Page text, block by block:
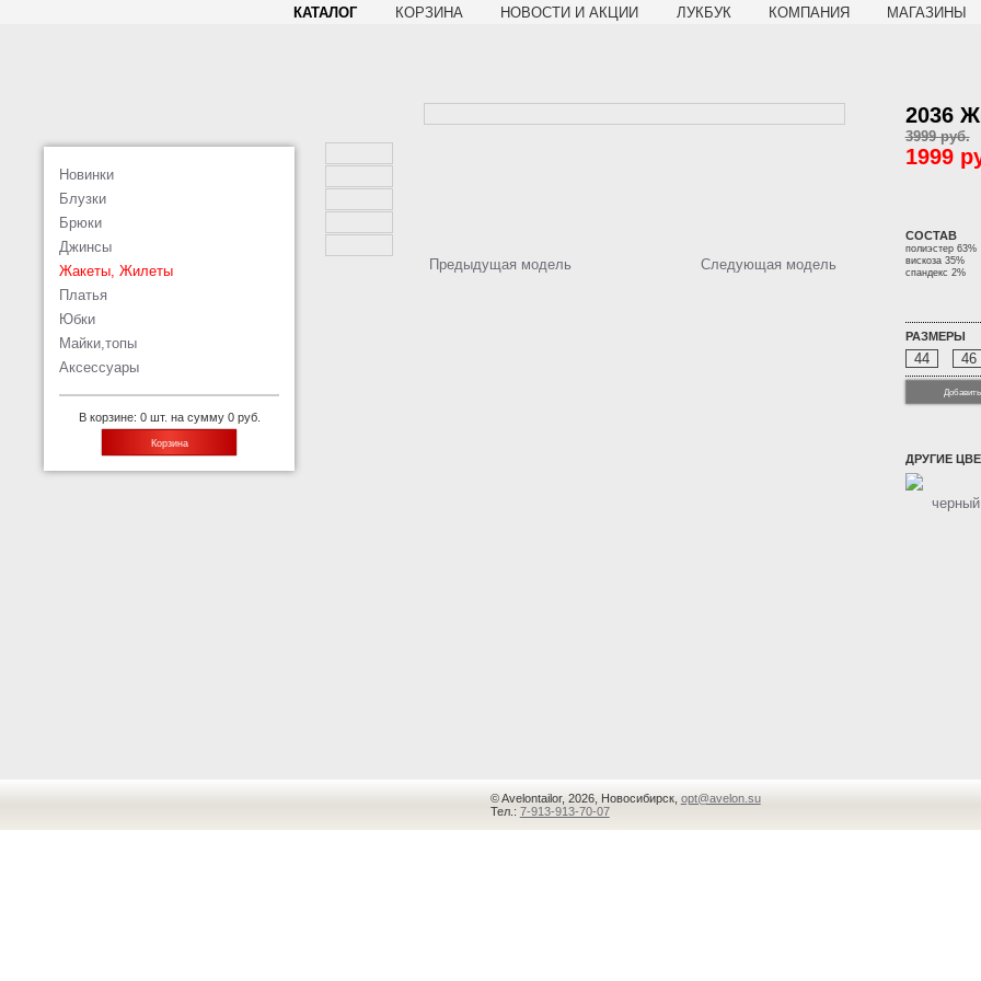
КАТАЛОГ КОРЗИНА НОВОСТИ И АКЦИИ ЛУКБУК КОМПАНИЯ МАГАЗИНЫ
Новинки
Блузки
Брюки
Джинсы
Жакеты, Жилеты
Платья
Юбки
Майки,топы
Аксессуары
В корзине: 0 шт. на сумму 0 руб.
Корзина
Предыдущая модель Следующая модель
2036
3999 руб.
1999
СОСТАВ
полиэстер 63%
вискоза 35%
спандекс 2%
РАЗМЕРЫ
44 46
ДРУГИЕ
черный
© Avelontailor, 2026, Новосибирск, opt@avelon.su
Тел.: 7-913-913-70-07